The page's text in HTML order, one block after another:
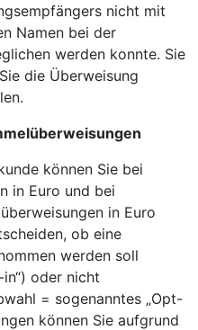
nicht mit
Namen bei der
werden konnte. Sie
die Überweisung
können Sie bei
in Euro und bei
in Euro
ob eine
werden soll
oder nicht
= sogenanntes „Opt-
können Sie aufgrund